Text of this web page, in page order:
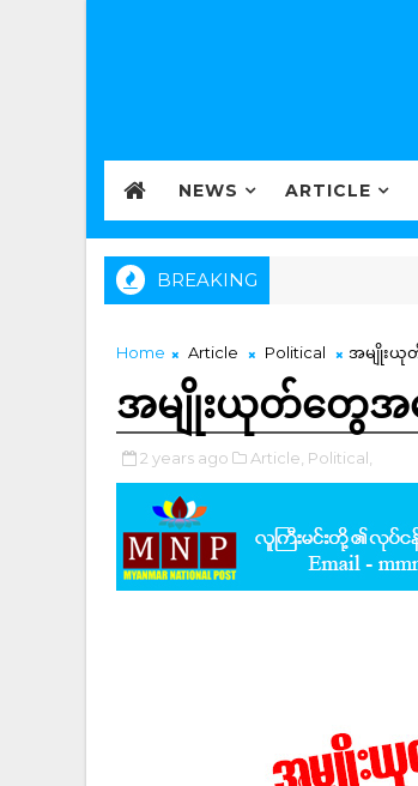
NEWS ARTICLE
BREAKING
Home Article Political အမျိုးယု
အမျိုးယုတ်တွေအက
2 years ago Article, Political,